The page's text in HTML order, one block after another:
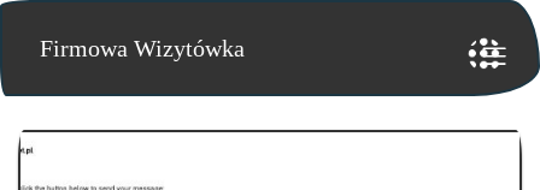
Firmowa Wizytówka